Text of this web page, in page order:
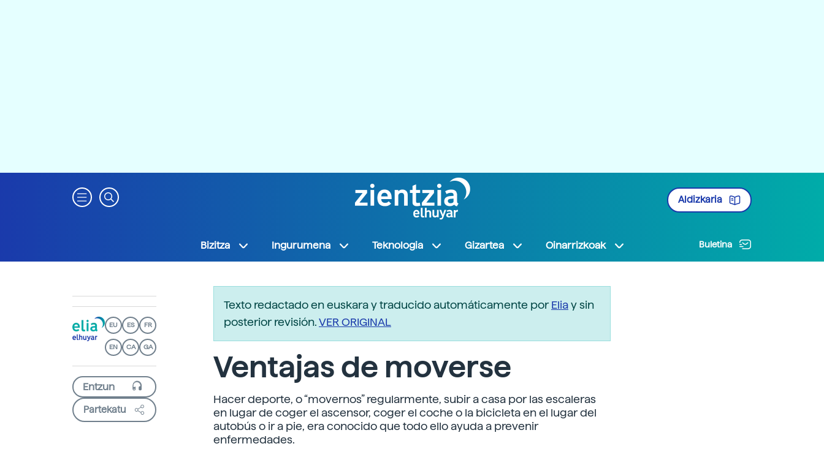
Aldizkaria
Bizitza Ingurumena Teknologia Gizartea Oinarrizkoak Buletina
EU ES FR
EN CA GA
Partekatu
Texto redactado en euskara y traducido automáticamente porEliay sin
posterior revisión.VER ORIGINAL
Ventajas de moverse
Hacer deporte, o “movernos” regularmente, subir a casa por las escaleras
en lugar de coger el ascensor, coger el coche o la bicicleta en el lugar del
autobús o ir a pie, era conocido que todo ello ayuda a prevenir
enfermedades.